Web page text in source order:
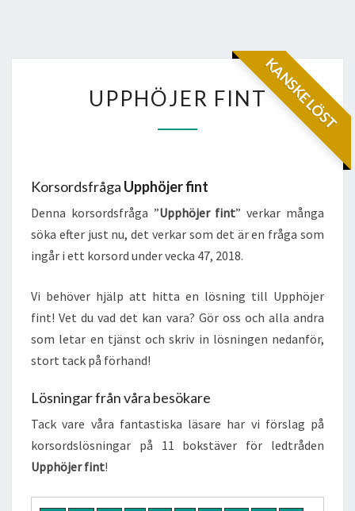
KANSKE LÖST
FINT
UPPHÖJER FINT
Korsordsfråga Upphöjer fint
Denna korsordsfråga ”Upphöjer fint” verkar många
söka efter just nu, det verkar som det är en fråga som
ingår i ett korsord under vecka 47, 2018.
Vi behöver hjälp att hitta en lösning till Upphöjer
fint! Vet du vad det kan vara? Gör oss och alla andra
som letar en tjänst och skriv in lösningen nedanför,
stort tack på förhand!
Lösningar från våra besökare
Tack vare våra fantastiska läsare har vi förslag på
korsordslösningar på 11 bokstäver för ledtråden
Upphöjer fint!